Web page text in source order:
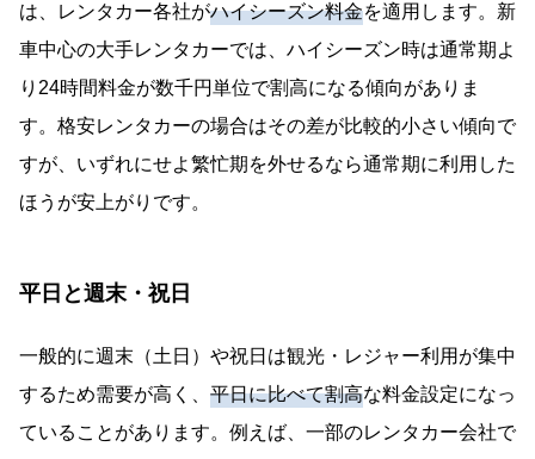
は、レンタカー各社がハイシーズン料金を適用します。新
車中心の大手レンタカーでは、ハイシーズン時は通常期よ
り24時間料金が数千円単位で割高になる傾向がありま
す。格安レンタカーの場合はその差が比較的小さい傾向で
すが、いずれにせよ繁忙期を外せるなら通常期に利用した
ほうが安上がりです。
平日と週末・祝日
一般的に週末（土日）や祝日は観光・レジャー利用が集中
するため需要が高く、 平日に比べて割高な料金設定になっ
ていることがあります。例えば、一部のレンタカー会社で